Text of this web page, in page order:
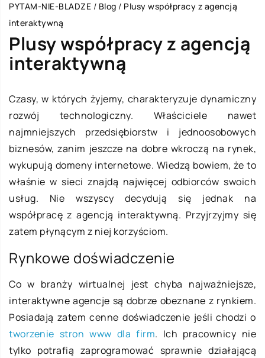
PYTAM-NIE-BLADZE / Blog / Plusy współpracy z agencją
interaktywną
Plusy współpracy z agencją
interaktywną
Czasy, w których żyjemy, charakteryzuje dynamiczny
rozwój technologiczny. Właściciele nawet
najmniejszych przedsiębiorstw i jednoosobowych
biznesów, zanim jeszcze na dobre wkroczą na rynek,
wykupują domeny internetowe. Wiedzą bowiem, że to
właśnie w sieci znajdą najwięcej odbiorców swoich
usług. Nie wszyscy decydują się jednak na
współpracę z agencją interaktywną. Przyjrzyjmy się
zatem płynącym z niej korzyściom.
Rynkowe doświadczenie
Co w branży wirtualnej jest chyba najważniejsze,
interaktywne agencje są dobrze obeznane z rynkiem.
Posiadają zatem cenne doświadczenie jeśli chodzi o
tworzenie stron www dla firm. Ich pracownicy nie
tylko potrafią zaprogramować sprawnie działającą